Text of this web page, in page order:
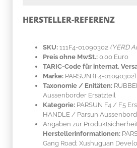
HERSTELLER-REFERENZ
SKU: 111F4-01090302 (YERD
Preis ohne MwSt.: 0.00 Euro
TARIC-Code für internat.
Marke: PARSUN (F4-01090302)
Taxonomie / Enitäten:
Aussenborder Ersatzteil
Kategorie: PARSUN F4 / F5
HANDLE / Parsun
Angaben zur
Herstellerinformationen:
Gang Road; Xushuguan